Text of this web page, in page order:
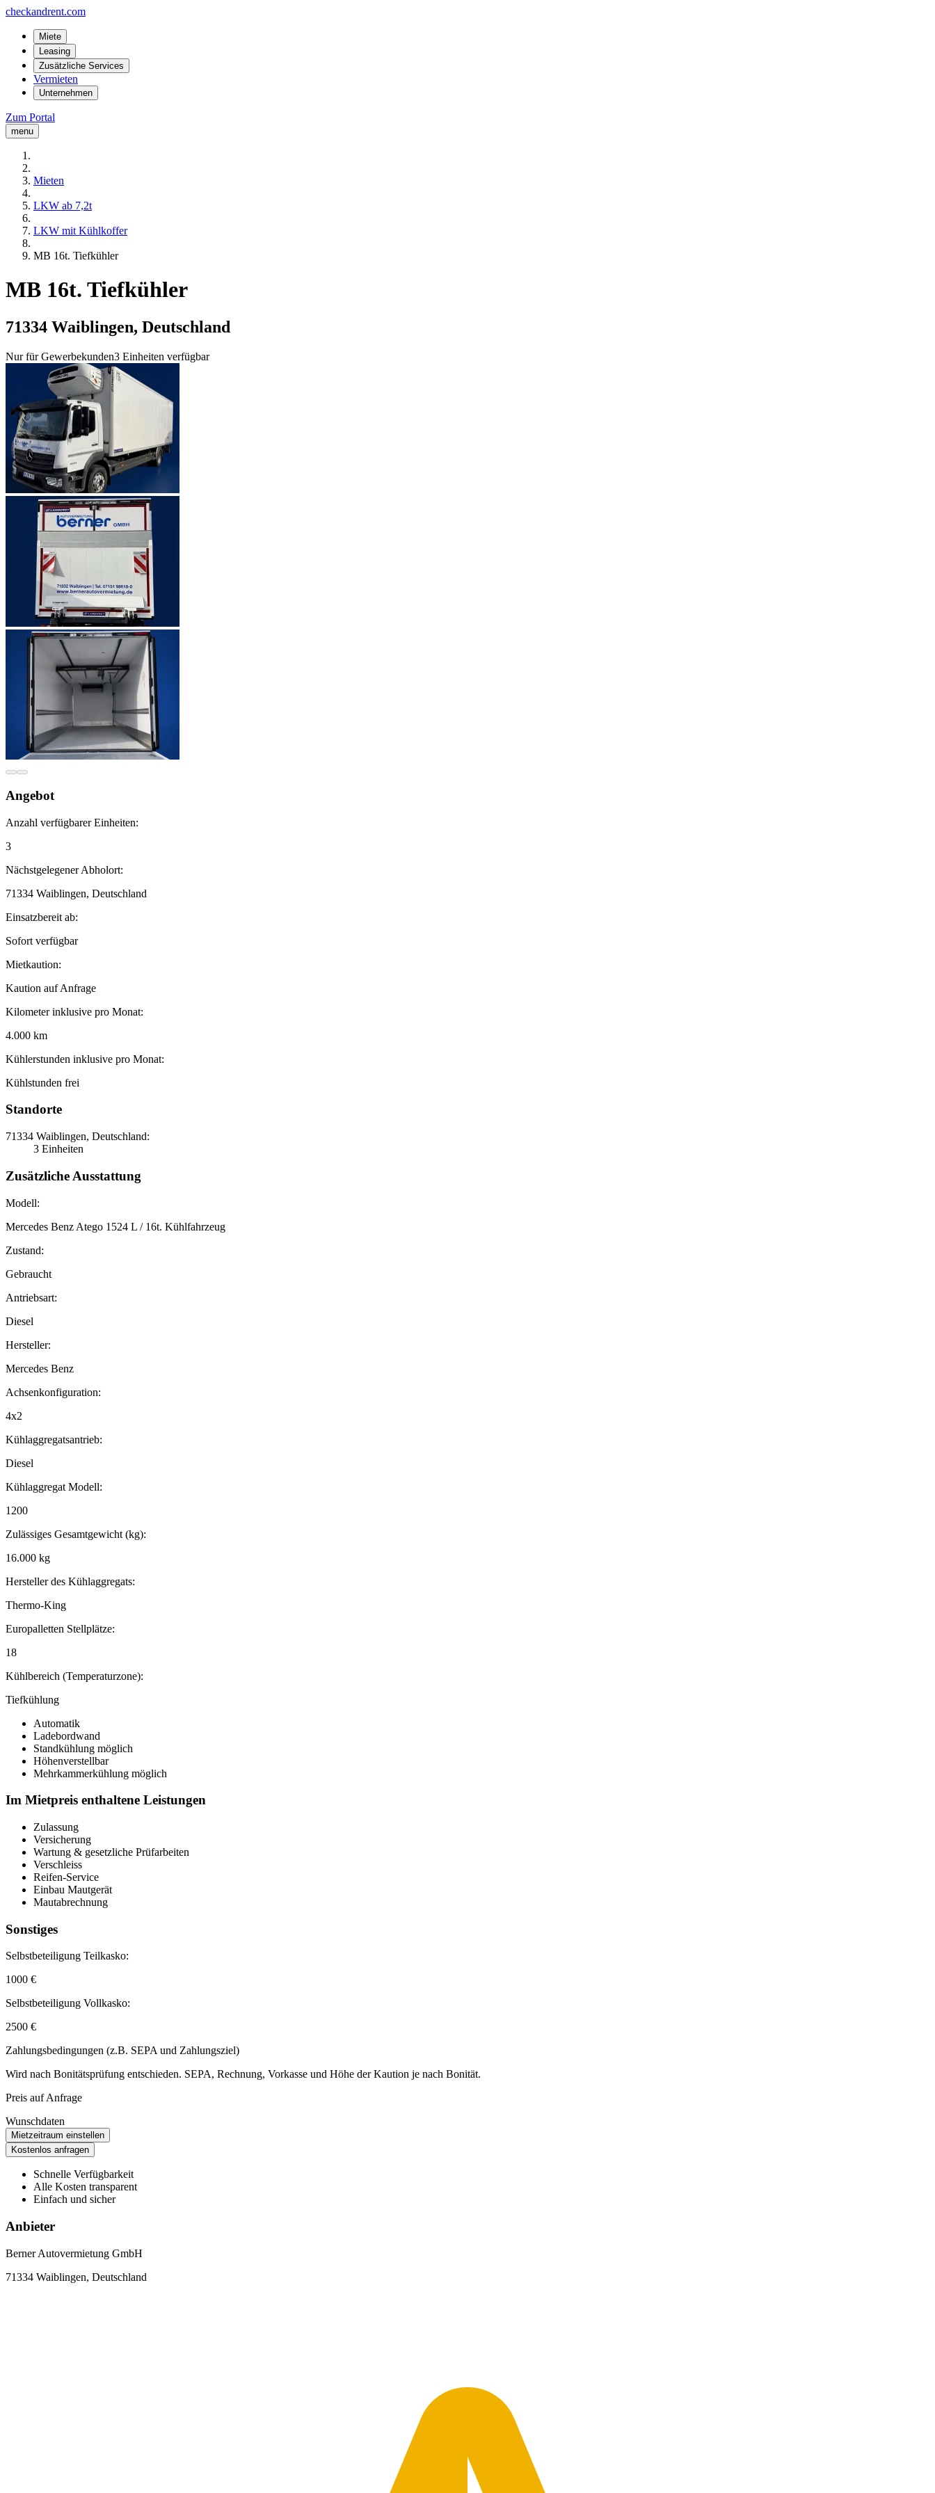
checkandrent.com
Miete
Leasing
Zusätzliche Services
Vermieten
Unternehmen
Zum Portal
menu
Mieten
LKW ab 7,2t
LKW mit Kühlkoffer
MB 16t. Tiefkühler
MB 16t. Tiefkühler
71334 Waiblingen, Deutschland
Nur für Gewerbekunden3 Einheiten verfügbar
Angebot
Anzahl verfügbarer Einheiten:
3
Nächstgelegener Abholort:
71334 Waiblingen, Deutschland
Einsatzbereit ab:
Sofort verfügbar
Mietkaution:
Kaution auf Anfrage
Kilometer inklusive pro Monat:
4.000 km
Kühlerstunden inklusive pro Monat:
Kühlstunden frei
Standorte
71334 Waiblingen, Deutschland:
3 Einheiten
Zusätzliche Ausstattung
Modell:
Mercedes Benz Atego 1524 L / 16t. Kühlfahrzeug
Zustand:
Gebraucht
Antriebsart:
Diesel
Hersteller:
Mercedes Benz
Achsenkonfiguration:
4x2
Kühlaggregatsantrieb:
Diesel
Kühlaggregat Modell:
1200
Zulässiges Gesamtgewicht (kg):
16.000 kg
Hersteller des Kühlaggregats:
Thermo-King
Europalletten Stellplätze:
18
Kühlbereich (Temperaturzone):
Tiefkühlung
Automatik
Ladebordwand
Standkühlung möglich
Höhenverstellbar
Mehrkammerkühlung möglich
Im Mietpreis enthaltene Leistungen
Zulassung
Versicherung
Wartung & gesetzliche Prüfarbeiten
Verschleiss
Reifen-Service
Einbau Mautgerät
Mautabrechnung
Sonstiges
Selbstbeteiligung Teilkasko:
1000 €
Selbstbeteiligung Vollkasko:
2500 €
Zahlungsbedingungen (z.B. SEPA und Zahlungsziel)
Wird nach Bonitätsprüfung entschieden. SEPA, Rechnung, Vorkasse und Höhe der Kaution je nach Bonität.
Preis auf Anfrage
Wunschdaten
Mietzeitraum einstellen
Kostenlos anfragen
Schnelle Verfügbarkeit
Alle Kosten transparent
Einfach und sicher
Anbieter
Berner Autovermietung GmbH
71334 Waiblingen, Deutschland